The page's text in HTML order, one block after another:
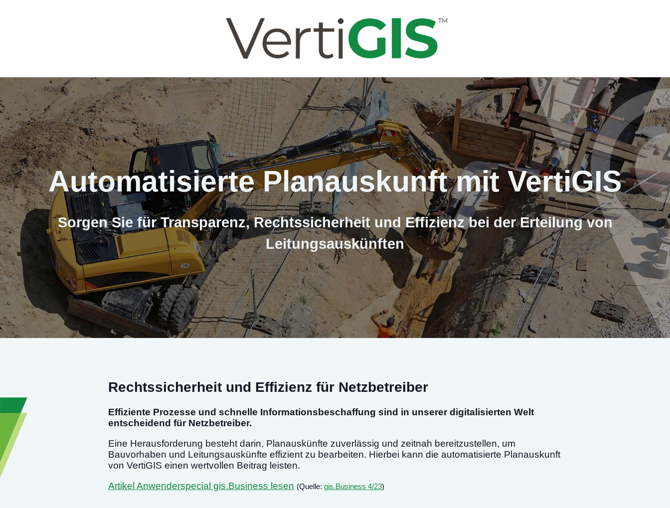
Automatisierte Planauskunft mit VertiGIS
Sorgen Sie für Transparenz, Rechtssicherheit und Effizienz bei der Erteilung von
Leitungsauskünften
Rechtssicherheit und Effizienz für Netzbetreiber
Effiziente Prozesse und schnelle Informationsbeschaffung sind in unserer digitalisierten Welt
entscheidend für Netzbetreiber.
Eine Herausforderung besteht darin, Planauskünfte zuverlässig und zeitnah bereitzustellen, um
Bauvorhaben und Leitungsauskünfte effizient zu bearbeiten. Hierbei kann die automatisierte Planauskunft
von VertiGIS einen wertvollen Beitrag leisten.
Artikel Anwenderspecial gis.Business lesen (Quelle: gis.Business 4/23)